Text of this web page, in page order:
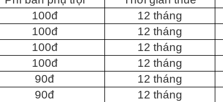
100đ
12 tháng
100đ
12 tháng
100đ
12 tháng
100đ
12 tháng
90đ
12 tháng
90đ
12 tháng